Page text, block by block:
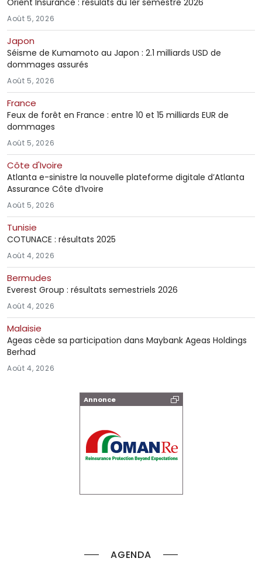
Annonce
AGENDA
Août 5, 2026
Japon
Séisme de Kumamoto au Japon : 2.1 milliards USD de
dommages assurés
Août 5, 2026
France
Feux de forêt en France : entre 10 et 15 milliards EUR de
dommages
Août 5, 2026
Côte d'Ivoire
Atlanta e-sinistre la nouvelle plateforme digitale d’Atlanta
Assurance Côte d’Ivoire
Août 5, 2026
Tunisie
COTUNACE : résultats 2025
Août 4, 2026
Bermudes
Everest Group : résultats semestriels 2026
Août 4, 2026
Malaisie
Ageas cède sa participation dans Maybank Ageas Holdings
Berhad
Août 4, 2026